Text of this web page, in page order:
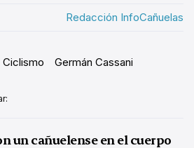
Redacción InfoCañuelas
Ciclismo Germán Cassani
un cañuelense en el cuerpo